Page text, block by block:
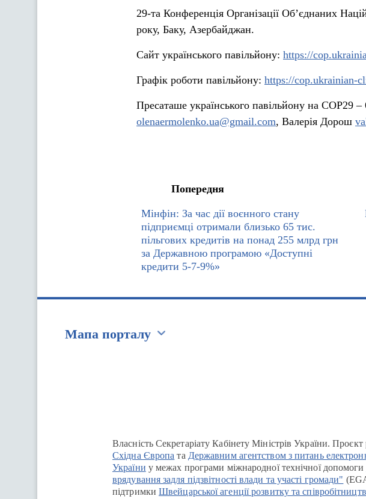
29-та Конференція Організації Об’єднаних
року, Баку, Азербайджан.
Сайт українського павільйону: https://
Графік роботи павільйону: https://cop.ukrainian-
Пресаташе українського павільйону на COP29
olenaermolenko.ua@gmail.com, Валерія Дорош
Попередня
Мінфін: За час дії воєнного стану
підприємці отримали близько 65 тис.
пільгових кредитів на понад 255 млрд грн
за Державною програмою «Доступні
кредити 5-7-9%»
Мапа порталу
Власність Секретаріату Кабінету Міністрів України. Проєкт
Східна Європа та Державним агентством з питань
України у межах програми міжнародної технічної допомоги
врядування задля підзвітності влади та участі громади"
підтримки Швейцарської агенції розвитку та